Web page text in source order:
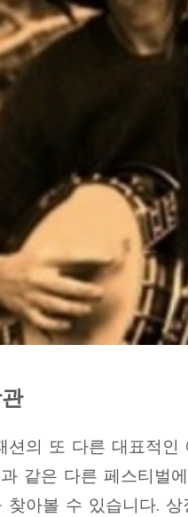
션의 또 다른 대표적
과 같은 다른 페스티벌
찾아볼 수 있습니다.